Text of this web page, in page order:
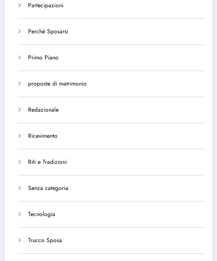
Partecipazioni
Perché Sposarsi
Primo Piano
proposte di matrimonio
Redazionale
Ricevimento
Riti e Tradizioni
Senza categoria
Tecnologia
Trucco Sposa